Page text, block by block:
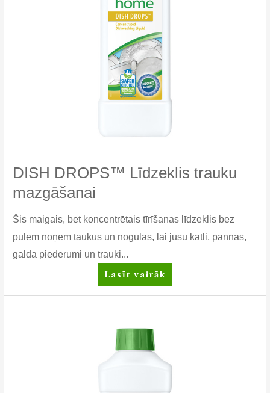
DISH DROPS™ Līdzeklis trauku
mazgāšanai
Šis maigais, bet koncentrētais tīrīšanas līdzeklis bez
pūlēm noņem taukus un nogulas, lai jūsu katli, pannas,
galda piederumi un trauki...
DISH
DROPS™
mazgāšanai
Lasīt vairāk